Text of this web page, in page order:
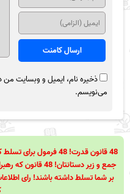
ذخیره نام، ایمیل و وبسایت من
می‌نویسم.
جمع و زیر
بر شما تسلط داشته باشند! رای